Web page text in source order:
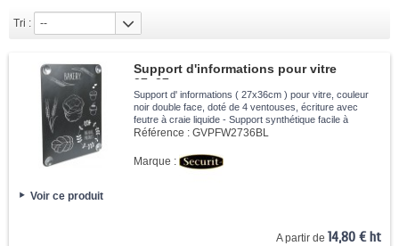
Tri : --
Support d'informations pour vitre
27x37cm
Support d' informations ( 27x36cm ) pour vitre, couleur
noir double face, doté de 4 ventouses, écriture avec
feutre à craie liquide - Support synthétique facile à
nettoyer.
Référence : GVPFW2736BL
Marque :
Voir ce produit
A partir de 14,80 € ht